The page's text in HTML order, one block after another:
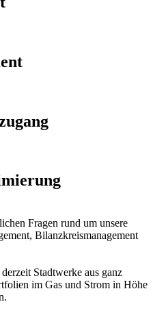
Fra­gen rund um un­se­re
Bi­lanz­kreis­ma­nage­ment
Stadt­wer­ke aus ganz
im Gas und Strom in Hö­he